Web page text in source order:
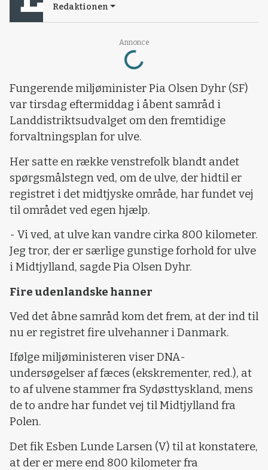
Annonce
Loading...
Redaktionen
Fungerende miljøminister Pia Olsen Dyhr (SF)
var tirsdag eftermiddag i åbent samråd i
Landdistriktsudvalget om den fremtidige
forvaltningsplan for ulve.
Her satte en række venstrefolk blandt andet
spørgsmålstegn ved, om de ulve, der hidtil er
registret i det midtjyske område, har fundet vej
til området ved egen hjælp.
- Vi ved, at ulve kan vandre cirka 800 kilometer.
Jeg tror, der er særlige gunstige forhold for ulve
i Midtjylland, sagde Pia Olsen Dyhr.
Fire udenlandske hanner
Ved det åbne samråd kom det frem, at der ind til
nu er registret fire ulvehanner i Danmark.
Ifølge miljøministeren viser DNA-
undersøgelser af fæces (ekskrementer, red.), at
to af ulvene stammer fra Sydøsttyskland, mens
de to andre har fundet vej til Midtjylland fra
Polen.
Det fik Esben Lunde Larsen (V) til at konstatere,
at der er mere end 800 kilometer fra